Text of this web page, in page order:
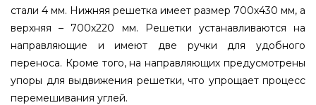
стали 4 мм. Нижняя решетка имеет размер 700х430 мм, а
верхняя – 700х220 мм. Решетки устанавливаются на
направляющие и имеют две ручки для удобного
переноса. Кроме того, на направляющих предусмотрены
упоры для выдвижения решетки, что упрощает процесс
перемешивания углей.